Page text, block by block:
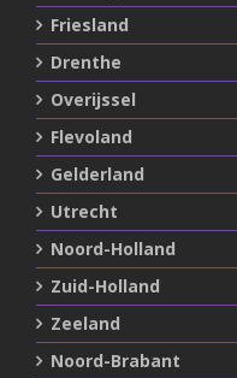
Friesland
Drenthe
Overijssel
Flevoland
Gelderland
Utrecht
Noord-Holland
Zuid-Holland
Zeeland
Noord-Brabant